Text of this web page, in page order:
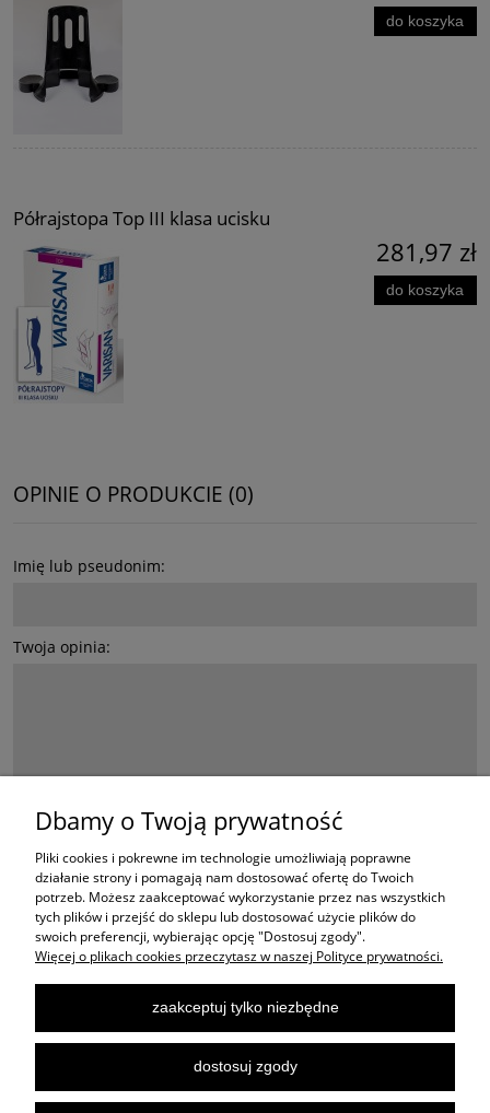
do koszyka
Półrajstopa Top III klasa ucisku
281,97 zł
do koszyka
OPINIE O PRODUKCIE (0)
Imię lub pseudonim:
Twoja opinia:
ZAKUPY
POMOC
MOJE KONTO
Dbamy o Twoją prywatność
Pliki cookies i pokrewne im technologie umożliwiają poprawne
działanie strony i pomagają nam dostosować ofertę do Twoich
potrzeb. Możesz zaakceptować wykorzystanie przez nas wszystkich
tych plików i przejść do sklepu lub dostosować użycie plików do
swoich preferencji, wybierając opcję "Dostosuj zgody".
Więcej o plikach cookies przeczytasz w naszej Polityce prywatności.
zaakceptuj tylko niezbędne
dostosuj zgody